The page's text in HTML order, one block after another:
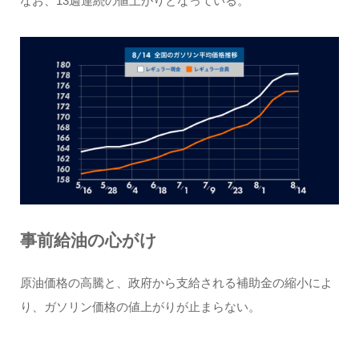
事前給油の心がけ
原油価格の高騰と、政府から支給される補助金の縮小によ
り、ガソリン価格の値上がりが止まらない。